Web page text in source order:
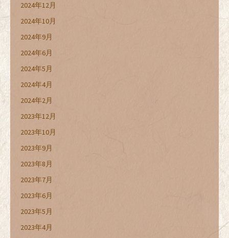
2024年12月
2024年10月
2024年9月
2024年6月
2024年5月
2024年4月
2024年2月
2023年12月
2023年10月
2023年9月
2023年8月
2023年7月
2023年6月
2023年5月
2023年4月